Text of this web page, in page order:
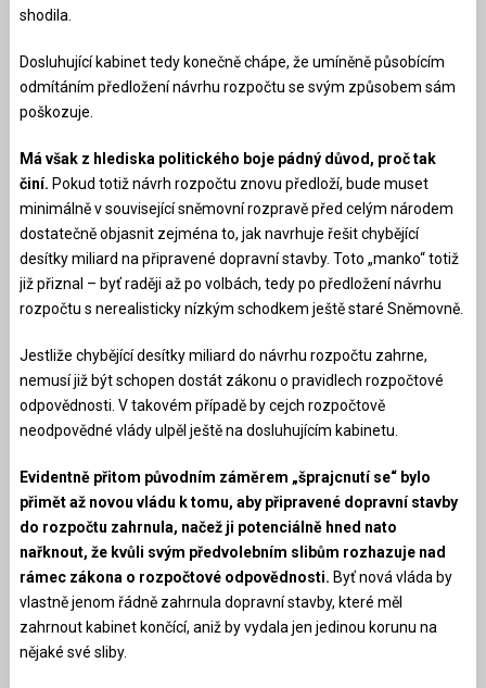
shodila.
Dosluhující kabinet tedy konečně chápe, že umíněně působícím
odmítáním předložení návrhu rozpočtu se svým způsobem sám
poškozuje.
Má však z hlediska politického boje pádný důvod, proč tak
činí. Pokud totiž návrh rozpočtu znovu předloží, bude muset
minimálně v související sněmovní rozpravě před celým národem
dostatečně objasnit zejména to, jak navrhuje řešit chybějící
desítky miliard na připravené dopravní stavby. Toto „manko“ totiž
již přiznal – byť raději až po volbách, tedy po předložení návrhu
rozpočtu s nerealisticky nízkým schodkem ještě staré Sněmovně.
Jestliže chybějící desítky miliard do návrhu rozpočtu zahrne,
nemusí již být schopen dostát zákonu o pravidlech rozpočtové
odpovědnosti. V takovém případě by cejch rozpočtově
neodpovědné vlády ulpěl ještě na dosluhujícím kabinetu.
Evidentně přitom původním záměrem „šprajcnutí se“ bylo
přimět až novou vládu k tomu, aby připravené dopravní stavby
do rozpočtu zahrnula, načež ji potenciálně hned nato
nařknout, že kvůli svým předvolebním slibům rozhazuje nad
rámec zákona o rozpočtové odpovědnosti. Byť nová vláda by
vlastně jenom řádně zahrnula dopravní stavby, které měl
zahrnout kabinet končící, aniž by vydala jen jedinou korunu na
nějaké své sliby.